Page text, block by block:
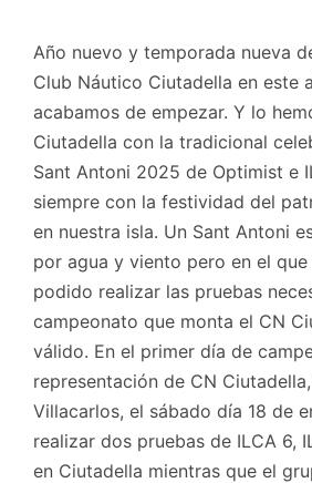
Año nuevo y temporada nueva
Club Náutico Ciutadella en este
acabamos de empezar. Y lo
​​Ciutadella con la tradicional
Sant Antoni 2025 de Optimist e
siempre con la festividad del
en nuestra isla. Un Sant Antoni
por agua y viento pero en el
podido realizar las pruebas
campeonato que monta el CN
válido. En el primer día de
representación de CN
Villacarlos, el sábado día 18 de
realizar dos pruebas de ILCA 6,
en Ciutadella mientras que el